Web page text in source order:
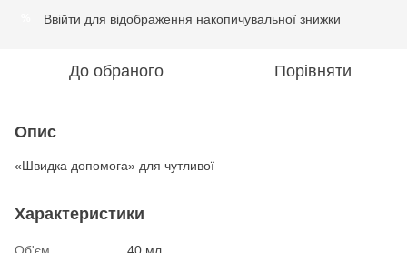
Ввійти для відображення накопичувальної знижки
До обраного Порівняти
Опис
«Швидка допомога» для чутливої
Характеристики
Об'єм
40 мл